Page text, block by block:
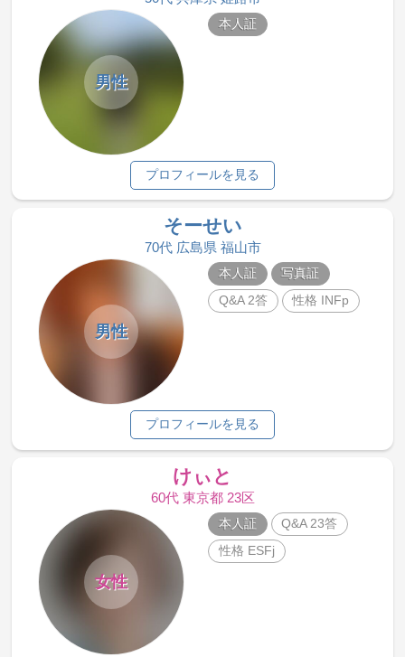
男性
本人証
プロフィールを見る
そーせい
70代 広島県 福山市
男性
本人証
写真証
Q&A 2答
性格 INFp
プロフィールを見る
けぃと
60代 東京都 23区
女性
本人証
Q&A 23答
性格 ESFj